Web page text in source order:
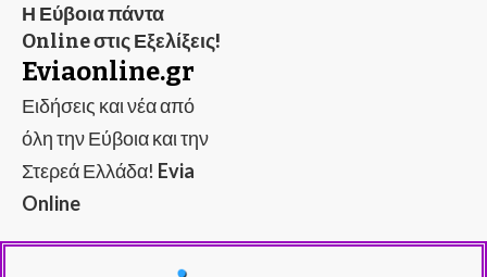
Η Εύβοια πάντα
Online στις Εξελίξεις!
Eviaonline.gr
Ειδήσεις και νέα από
όλη την Εύβοια και την
Στερεά Ελλάδα! Evia
Online